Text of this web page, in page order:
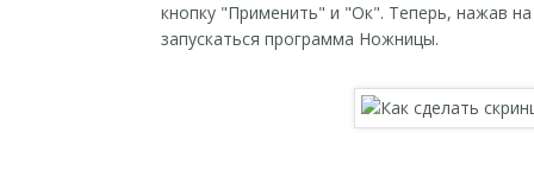
кнопку "Применить" и "Ок". Теперь, нажав
запускаться программа Ножницы.